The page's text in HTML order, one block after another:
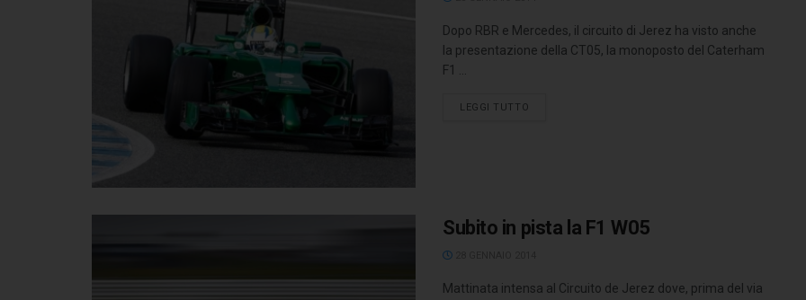
Dopo RBR e Mercedes, il circuito di Jerez ha visto anche
la presentazione della CT05, la monoposto del Caterham
F1 ...
LEGGI TUTTO
Subito in pista la F1 W05
Mattinata intensa al Circuito de Jerez dove, prima del via